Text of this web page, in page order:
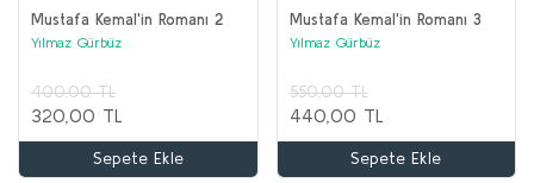
Mustafa Kemal'in Romanı 2
Yılmaz Gürbüz
400,00 TL
320,00 TL
Sepete Ekle
Mustafa Kemal'in Romanı 3
Yılmaz Gürbüz
550,00 TL
440,00 TL
Sepete Ekle